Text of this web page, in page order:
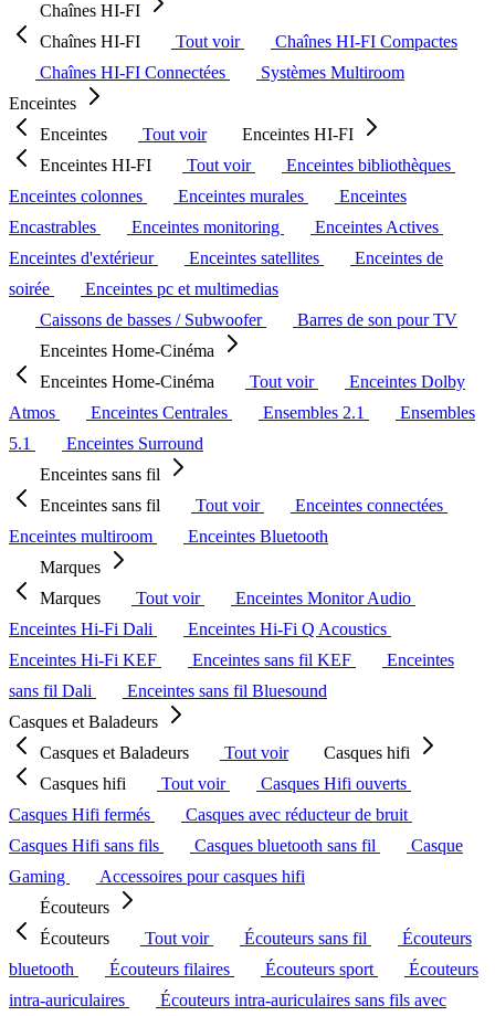
Chaînes HI-FI
Chaînes HI-FI
Tout voir
Chaînes HI-FI Compactes
Chaînes HI-FI Connectées
Systèmes Multiroom
Enceintes
Enceintes
Tout voir
Enceintes HI-FI
Enceintes HI-FI
Tout voir
Enceintes bibliothèques
Enceintes colonnes
Enceintes murales
Enceintes
Encastrables
Enceintes monitoring
Enceintes Actives
Enceintes d'extérieur
Enceintes satellites
Enceintes de
soirée
Enceintes pc et multimedias
Caissons de basses / Subwoofer
Barres de son pour TV
Enceintes Home-Cinéma
Enceintes Home-Cinéma
Tout voir
Enceintes Dolby
Atmos
Enceintes Centrales Ensembles 2.1
Ensembles
5.1
Enceintes Surround
Enceintes sans fil
Enceintes sans fil
Tout voir
Enceintes connectées
Enceintes multiroom
Enceintes Bluetooth
Marques
Marques
Tout voir
Enceintes Monitor Audio
Enceintes Hi-Fi Dali
Enceintes Hi-Fi Q Acoustics
Enceintes Hi-Fi KEF
Enceintes sans fil KEF
Enceintes
sans fil Dali
Enceintes sans fil Bluesound
Casques et Baladeurs
Casques et Baladeurs
Tout voir
Casques hifi
Casques hifi
Tout voir
Casques Hifi ouverts
Casques Hifi fermés
Casques avec réducteur de bruit
Casques Hifi sans fils
Casques bluetooth sans fil
Casque
Gaming
Accessoires pour casques hifi
Écouteurs
Écouteurs
Tout voir Écouteurs sans fil
Écouteurs
bluetooth
Écouteurs filaires Écouteurs sport
Écouteurs
intra-auriculaires
Écouteurs intra-auriculaires sans fils avec